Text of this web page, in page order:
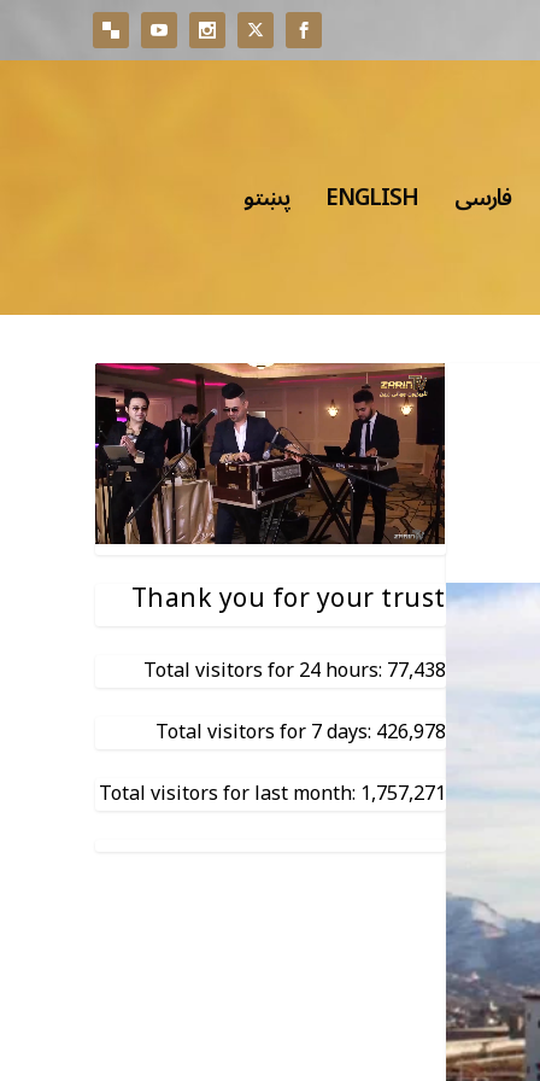
فارسی ENGLISH پښتو
Thank you for your trust
Total visitors for 24 hours: 77,438
Total visitors for 7 days: 426,978
Total visitors for last month: 1,757,271